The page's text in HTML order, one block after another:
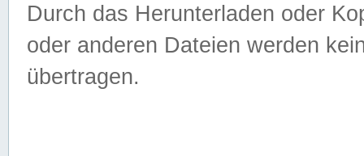
Durch das Herunterladen oder
oder anderen Dateien werden
übertragen.